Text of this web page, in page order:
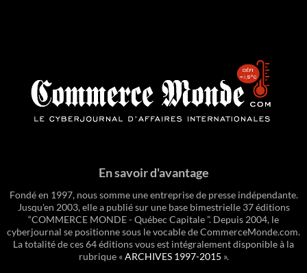
En savoir d'avantage
Fondé en 1997, nous somme une entreprise de presse indépendante.
Jusqu'en 2003, elle a publié sur une base bimestrielle 37 éditions
“COMMERCE MONDE - Québec Capitale ”. Depuis 2004, le
cyberjournal se positionne sous le vocable de CommerceMonde.com.
La totalité de ces 64 éditions vous est intégralement disponible à la
rubrique «ARCHIVES 1997-2015 ».